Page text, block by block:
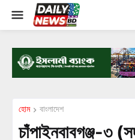
হোম বাংলাদেশ
চাঁপাইনবাবগঞ্জ-৩